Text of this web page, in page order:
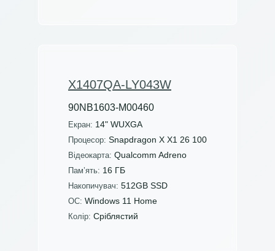
X1407QA-LY043W
90NB1603-M00460
Екран: 14" WUXGA
Процесор: Snapdragon X X1 26 100
Відеокарта: Qualcomm Adreno
Пам’ять: 16 ГБ
Накопичувач: 512GB SSD
ОС: Windows 11 Home
Колір: Сріблястий